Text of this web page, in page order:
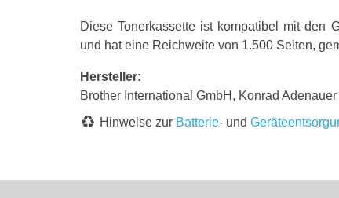
Diese Tonerkassette ist kompatibel mit den
und hat eine Reichweite von 1.500 Seiten,
Hersteller:
Brother International GmbH, Konrad
Hinweise zur Batterie- und